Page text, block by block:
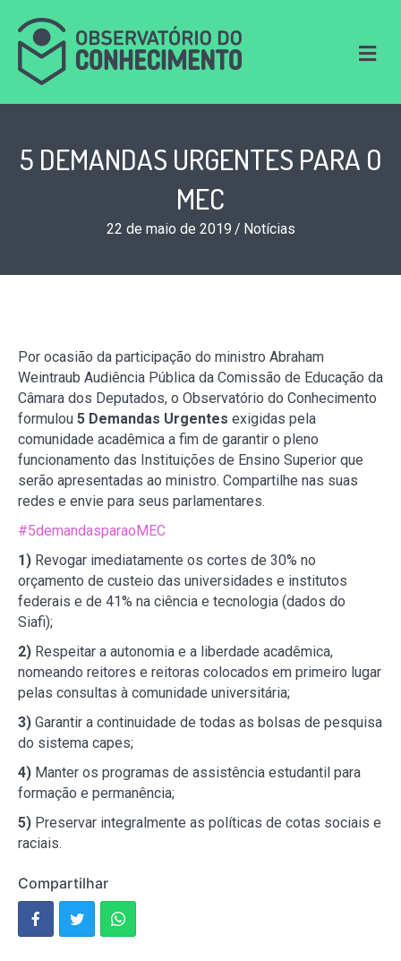
M
e
u
5 DEMANDAS URGENTES PARA O
MEC
22 de maio de 2019 / Notícias
Por ocasião da participação do ministro Abraham
Weintraub Audiência Pública da Comissão de Educação da
Câmara dos Deputados, o Observatório do Conhecimento
formulou 5 Demandas Urgentes exigidas pela
comunidade acadêmica a fim de garantir o pleno
funcionamento das Instituições de Ensino Superior que
serão apresentadas ao ministro. Compartilhe nas suas
redes e envie para seus parlamentares.
#5demandasparaoMEC
1) Revogar imediatamente os cortes de 30% no
orçamento de custeio das universidades e institutos
federais e de 41% na ciência e tecnologia (dados do
Siafi);
2) Respeitar a autonomia e a liberdade acadêmica,
nomeando reitores e reitoras colocados em primeiro lugar
pelas consultas à comunidade universitária;
3) Garantir a continuidade de todas as bolsas de pesquisa
do sistema capes;
4) Manter os programas de assistência estudantil para
formação e permanência;
5) Preservar integralmente as políticas de cotas sociais e
raciais.
Compartilhar